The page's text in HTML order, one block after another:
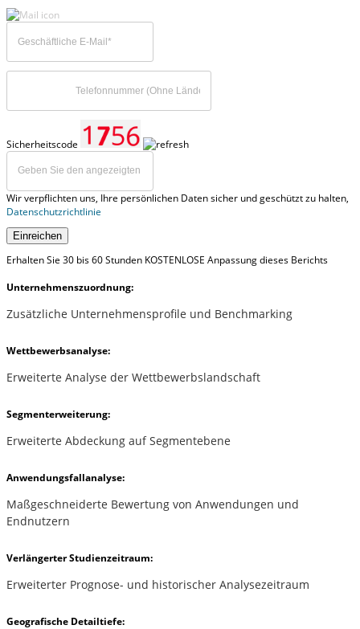
Sicherheitscode
Wir verpflichten uns, Ihre persönlichen Daten sicher und geschützt zu halten,
Datenschutzrichtlinie
Einreichen
Erhalten Sie 30 bis 60 Stunden KOSTENLOSE Anpassung dieses Berichts
Unternehmenszuordnung:
Zusätzliche Unternehmensprofile und Benchmarking
Wettbewerbsanalyse:
Erweiterte Analyse der Wettbewerbslandschaft
Segmenterweiterung:
Erweiterte Abdeckung auf Segmentebene
Anwendungsfallanalyse:
Maßgeschneiderte Bewertung von Anwendungen und
Endnutzern
Verlängerter Studienzeitraum:
Erweiterter Prognose- und historischer Analysezeitraum
Geografische Detailtiefe: